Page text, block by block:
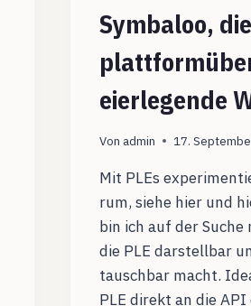
Symbaloo, die
eierlegende
Von admin 17.
Mit PLEs
rum, siehe hier und
bin ich auf der Suche
die PLE darstellbar
tauschbar macht.
PLE direkt an die